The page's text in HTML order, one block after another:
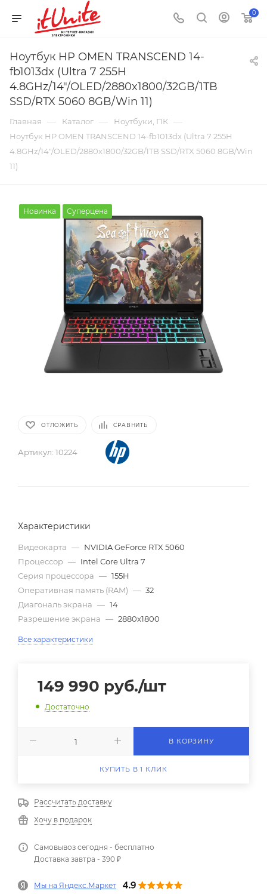
0
Ноутбук HP OMEN TRANSCEND 14-
fb1013dx (Ultra 7 255H
4.8GHz/14"/OLED/2880x1800/32GB/1TB
SSD/RTX 5060 8GB/Win 11)
Главная — Каталог — Ноутбуки, ПК —
Ноутбук HP OMEN TRANSCEND 14-fb1013dx (Ultra 7 255H
4.8GHz/14"/OLED/2880x1800/32GB/1TB SSD/RTX 5060 8GB/Win
11)
Новинка Суперцена
ОТЛОЖИТЬ СРАВНИТЬ
Артикул: 10224
Характеристики
Видеокарта — NVIDIA GeForce RTX 5060
Процессор — Intel Core Ultra 7
Серия процессора — 155H
Оперативная память (RAM) — 32
Диагональ экрана — 14
Разрешение экрана — 2880x1800
Все характеристики
149 990 руб./шт
Достаточно
В КОРЗИНУ
КУПИТЬ В 1 КЛИК
Рассчитать доставку
Хочу в подарок
Самовывоз сегодня - бесплатно
Доставка завтра - 390 ₽
Мы на Яндекс.Маркет